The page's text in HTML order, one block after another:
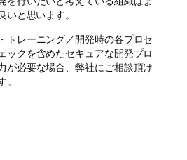
と思います。
トレーニング／開発時の各プロセ
ックを含めたセキュアな開発プロ
が必要な場合、弊社にご相談頂け